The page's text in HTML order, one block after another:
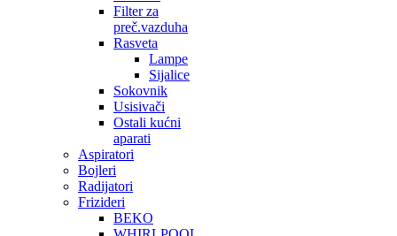
Filter za
preč.vazduha
Rasveta
Lampe
Sijalice
Sokovnik
Usisivači
Ostali kućni
aparati
Aspiratori
Bojleri
Radijatori
Frizideri
BEKO